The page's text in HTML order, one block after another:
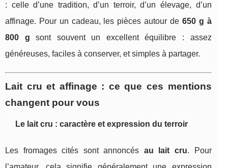
: celle d’une tradition, d’un terroir, d’un élevage, d’un
affinage. Pour un cadeau, les pièces autour de 650 g à
800 g sont souvent un excellent équilibre : assez
généreuses, faciles à conserver, et simples à partager.
Lait cru et affinage : ce que ces mentions
changent pour vous
Le lait cru : caractère et expression du terroir
Les fromages cités sont annoncés au lait cru. Pour